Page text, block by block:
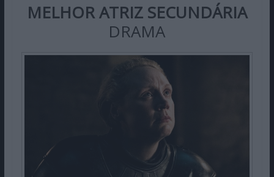
MELHOR ATRIZ SECUNDÁRIA
DRAMA